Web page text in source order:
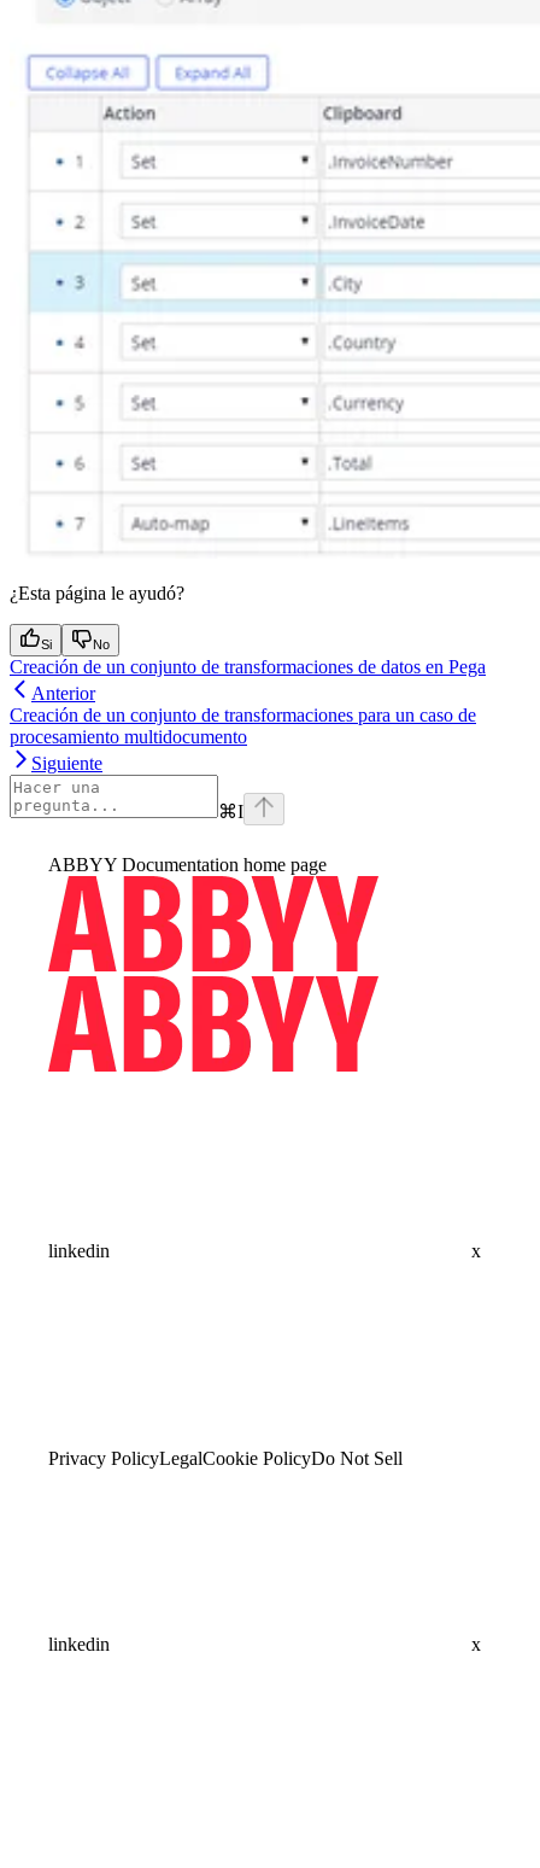
¿Esta página le ayudó?
Si No
Creación de un conjunto de transformaciones de datos en Pega
Anterior
Creación de un conjunto de transformaciones para un caso de
procesamiento multidocumento
Siguiente
⌘I
ABBYY Documentation home page
linkedin x
Privacy PolicyLegalCookie PolicyDo Not Sell
linkedin x